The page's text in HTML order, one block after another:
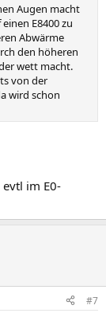
Augen macht
E8400 zu
Abwärme
den höheren
wett macht.
von der
wird schon
im E0-
#7